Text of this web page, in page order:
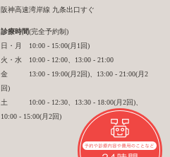
阪神高速湾岸線 九条出口すぐ
診療時間(完全予約制)
日・月 10:00 - 15:00(月1回)
火・水 10:00 - 12:00、13:00 - 21:00
金 13:00 - 19:00(月2回)、13:00 - 21:00(月2
回)
土 10:00 - 12:30、13:30 - 18:00(月2回)、
10:00 - 15:00(月2回)